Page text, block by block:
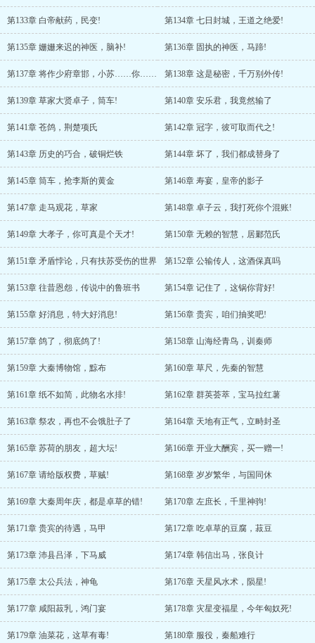
第133章 白帝献药，民变! 第134章 七日封城，王道之绝爱!
第135章 姗姗来迟的神医，脑补! 第136章 固执的神医，马蹄!
第137章 将作少府章邯，小苏……你…… 第138章 这是秘密，千万别外传!
第139章 草家大贤卓子，筒车! 第140章 安乐君，我竟然输了
第141章 苍鸽，荆楚项氏 第142章 冠字，彼可取而代之!
第143章 历史的巧合，破铜烂铁 第144章 坏了，我们都成替身了
第145章 筒车，抢李斯的黄金 第146章 寿宴，皇帝的影子
第147章 走马观花，草家 第148章 卓子云，我打死你个混账!
第149章 大孝子，你可真是个天才! 第150章 无赖的智慧，居鄛范氏
第151章 矛盾悖论，只有扶苏受伤的世界 第152章 公输传人，这酒保真吗
第153章 往昔恩怨，传说中的鲁班书 第154章 记住了，这锅你背好!
第155章 好消息，特大好消息! 第156章 贵宾，咱们抽奖吧!
第157章 鸽了，彻底鸽了! 第158章 山海经青鸟，训秦师
第159章 大秦博物馆，黥布 第160章 草尺，先秦的智慧
第161章 纸不如简，此物名水排! 第162章 群英荟萃，宝马拉红薯
第163章 祭农，再也不会饿肚子了 第164章 天地有正气，立畤封圣
第165章 苏荷的朋友，超大坛! 第166章 开业大酬宾，买一赠一!
第167章 请给版权费，草贼! 第168章 岁岁繁华，与国同休
第169章 大秦周年庆，都是卓草的错! 第170章 左庶长，千里神驹!
第171章 贵宾的待遇，马甲 第172章 吃卓草的豆腐，菽豆
第173章 沛县吕泽，下马威 第174章 韩信出马，张良计
第175章 太公兵法，神龟 第176章 天星风水术，陨星!
第177章 咸阳菽乳，鸿门宴 第178章 灾星变福星，今年匈奴死!
第179章 油菜花，这草有毒! 第180章 服役，秦船难行